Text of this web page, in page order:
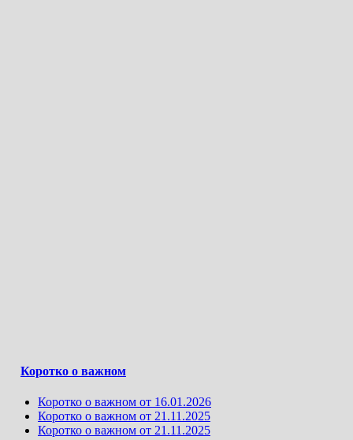
Коротко о важном
Коротко о важном от 16.01.2026
Коротко о важном от 21.11.2025
Коротко о важном от 21.11.2025